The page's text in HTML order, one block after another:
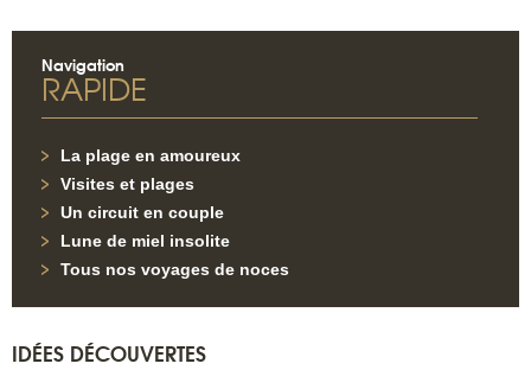
Navigation
RAPIDE
La plage en amoureux
Visites et plages
Un circuit en couple
Lune de miel insolite
Tous nos voyages de noces
IDÉES DÉCOUVERTES